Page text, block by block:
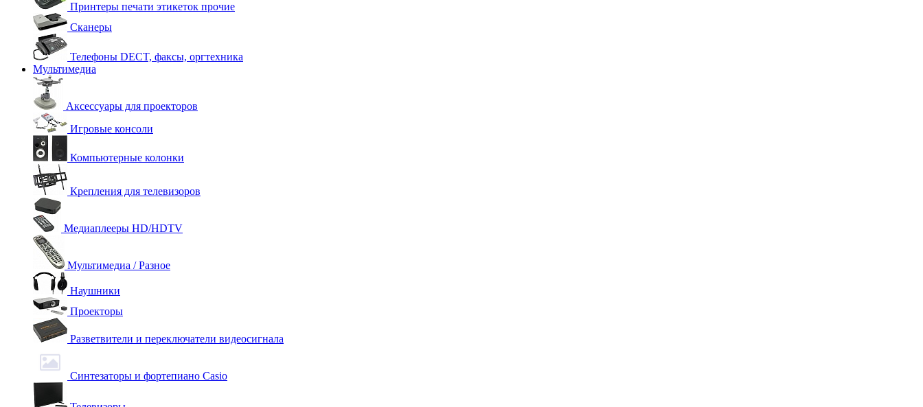
Принтеры печати этикеток прочие
Сканеры
Телефоны DECT, факсы, оргтехника
Мультимедиа
Аксессуары для проекторов
Игровые консоли
Компьютерные колонки
Крепления для телевизоров
Медиаплееры HD/HDTV
Мультимедиа / Разное
Наушники
Проекторы
Разветвители и переключатели видеосигнала
Синтезаторы и фортепиано Casio